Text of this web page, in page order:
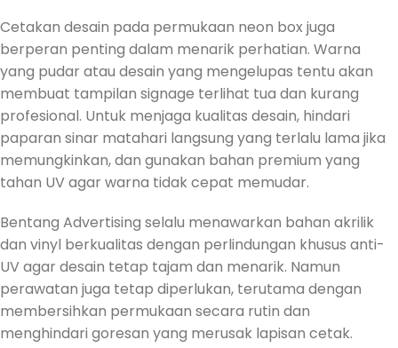
Cetakan desain pada permukaan neon box juga
berperan penting dalam menarik perhatian. Warna
yang pudar atau desain yang mengelupas tentu akan
membuat tampilan signage terlihat tua dan kurang
profesional. Untuk menjaga kualitas desain, hindari
paparan sinar matahari langsung yang terlalu lama jika
memungkinkan, dan gunakan bahan premium yang
tahan UV agar warna tidak cepat memudar.
Bentang Advertising selalu menawarkan bahan akrilik
dan vinyl berkualitas dengan perlindungan khusus anti-
UV agar desain tetap tajam dan menarik. Namun
perawatan juga tetap diperlukan, terutama dengan
membersihkan permukaan secara rutin dan
menghindari goresan yang merusak lapisan cetak.